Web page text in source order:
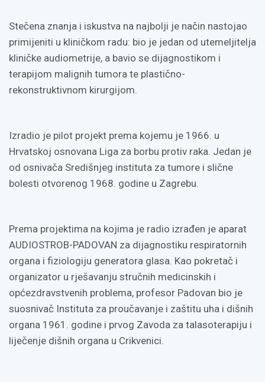
Stečena znanja i iskustva na najbolji je način nastojao
primijeniti u kliničkom radu: bio je jedan od utemeljitelja
kliničke audiometrije, a bavio se dijagnostikom i
terapijom malignih tumora te plastično-
rekonstruktivnom kirurgijom.
Izradio je pilot projekt prema kojemu je 1966. u
Hrvatskoj osnovana Liga za borbu protiv raka. Jedan je
od osnivača Središnjeg instituta za tumore i slične
bolesti otvorenog 1968. godine u Zagrebu.
Prema projektima na kojima je radio izrađen je aparat
AUDIOSTROB-PADOVAN za dijagnostiku respiratornih
organa i fiziologiju generatora glasa. Kao pokretač i
organizator u rješavanju stručnih medicinskih i
općezdravstvenih problema, profesor Padovan bio je
suosnivač Instituta za proučavanje i zaštitu uha i dišnih
organa 1961. godine i prvog Zavoda za talasoterapiju i
liječenje dišnih organa u Crikvenici.